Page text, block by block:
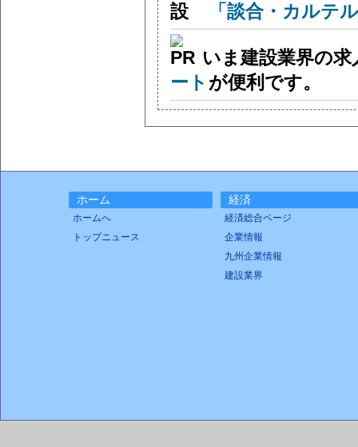
「談合・カルテ
いま建設業界の
ート が便利です。
ホーム
ホームへ
トップニュース
経済
経済総合ページ
企業情報
九州企業情報
建設業界